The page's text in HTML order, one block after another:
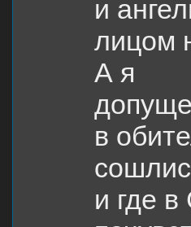
и
лицом
А я
в
и где